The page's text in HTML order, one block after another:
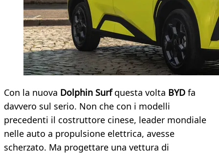
Con la nuova Dolphin Surfquesta volta BYD fa
davvero sul serio. Non che con i modelli
precedenti il costruttore cinese, leader mondiale
nelle auto a propulsione elettrica, avesse
scherzato. Ma progettare una vettura di